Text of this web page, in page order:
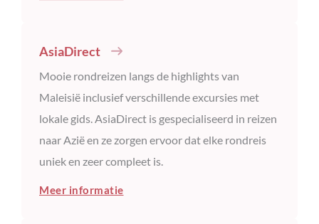
AsiaDirect
Mooie rondreizen langs de highlights van
Maleisië inclusief verschillende excursies met
lokale gids. AsiaDirect is gespecialiseerd in reizen
naar Azië en ze zorgen ervoor dat elke rondreis
uniek en zeer compleet is.
Meer informatie